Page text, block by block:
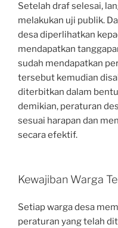
Setelah draf selesai,
melakukan uji publik.
desa diperlihatkan
mendapatkan
sudah mendapatkan
tersebut kemudian
diterbitkan dalam
demikian, peraturan
sesuai harapan dan
secara efektif.
Kewajiban Warga
Setiap warga desa
peraturan yang telah